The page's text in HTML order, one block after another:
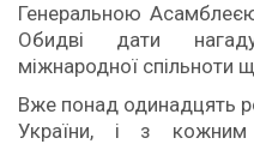
Генеральною
Обидві дати
міжнародної спільноти
Вже понад одинадцять
України, і з кожним